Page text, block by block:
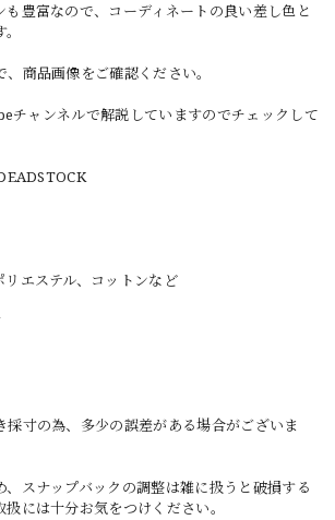
も豊富なので、コーディネートの良い差し色と
商品画像をご確認ください。
チャンネルで解説していますのでチェックして
リエステル、コットンなど
寸の為、多少の誤差がある場合がございま
スナップバックの調整は雑に扱うと破損する
には十分お気をつけください。